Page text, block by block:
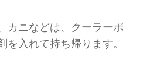
カニなどは、クーラーボ
を入れて持ち帰ります。